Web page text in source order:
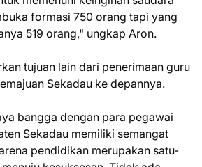
formasi 750 orang tapi yang
519 orang," ungkap Aron.
tujuan lain dari penerimaan guru
Sekadau ke depannya.
bangga dengan para pegawai
Sekadau memiliki semangat
pendidikan merupakan satu-